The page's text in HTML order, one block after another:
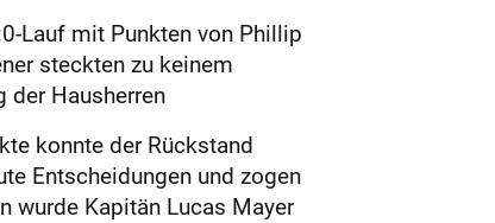
Lauf mit Punkten von Phillip
steckten zu keinem
der Hausherren
konnte der Rückstand
Entscheidungen und zogen
wurde Kapitän Lucas Mayer